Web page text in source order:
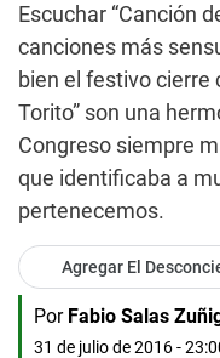
Escuchar “Canción
canciones más
bien el festivo cierre
Torito” son una
Congreso siempre
que identificaba a
pertenecemos.
Agregar El
Por Fabio Salas
31 de julio de 2016 -